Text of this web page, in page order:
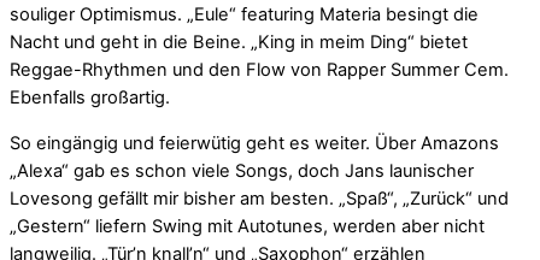
souliger Optimismus. „Eule“ featuring Materia besingt die
Nacht und geht in die Beine. „King in meim Ding“ bietet
Reggae-Rhythmen und den Flow von Rapper Summer Cem.
Ebenfalls großartig.
So eingängig und feierwütig geht es weiter. Über Amazons
„Alexa“ gab es schon viele Songs, doch Jans launischer
Lovesong gefällt mir bisher am besten. „Spaß“, „Zurück“ und
„Gestern“ liefern Swing mit Autotunes, werden aber nicht
langweilig. „Tür’n knall’n“ und „Saxophon“ erzählen